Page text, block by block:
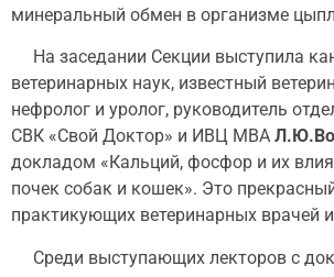
минеральный обмен в организме
На заседании Секции выступила
ветеринарных наук, известный
нефролог и уролог, руководитель
СВК «Свой Доктор» и ИВЦ МВА
докладом «Кальций, фосфор и их
почек собак и кошек». Это
практикующих ветеринарных врачей
Среди выступающих лекторов с